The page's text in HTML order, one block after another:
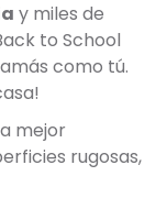
y miles de
to School
como tú.
mejor
rugosas,